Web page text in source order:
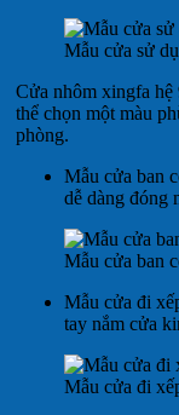
Mẫu cửa sử
Cửa nhôm xingfa hệ
thể chọn một màu
phòng.
Mẫu cửa ban
dễ dàng đóng
Mẫu cửa ban
Mẫu cửa đi
tay nắm cửa
Mẫu cửa đi